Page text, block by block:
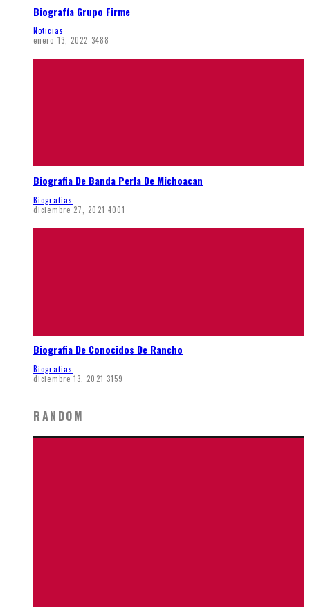
Biografía Grupo Firme
Noticias
enero 13, 2022 3488
Biografia De Banda Perla De Michoacan
Biografias
diciembre 27, 2021 4001
Biografia De Conocidos De Rancho
Biografias
diciembre 13, 2021 3159
RANDOM